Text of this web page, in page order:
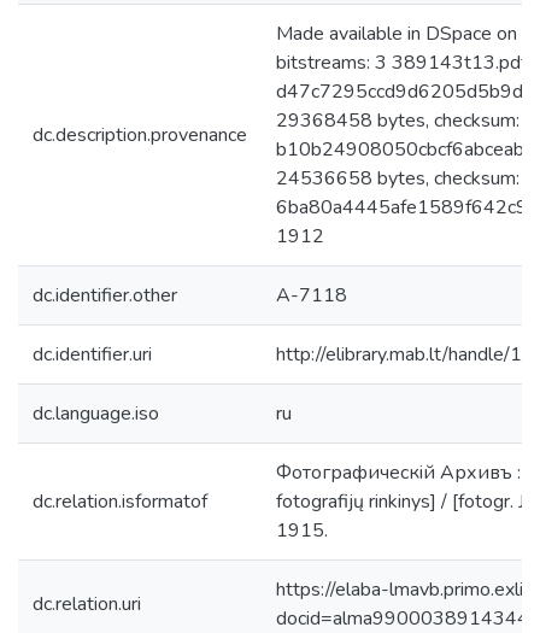
dc.description.provenance
Made available in DSpace on
bitstreams: 3 389143t13.pdf:
29368458 bytes, checksum:
24536658 bytes, checksum:
1912
dc.identifier.other A-7118
dc.identifier.uri http://elibrary.mab.lt/handle/1/
dc.language.iso ru
dc.relation.isformatof
Фотографическiй Архивъ :
fotografijų rinkinys] / [fotogr.
1915.
dc.relation.uri
https://elaba-